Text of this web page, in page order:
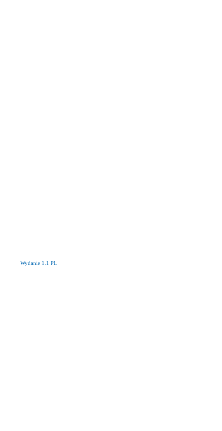
Wydanie 1.1 PL